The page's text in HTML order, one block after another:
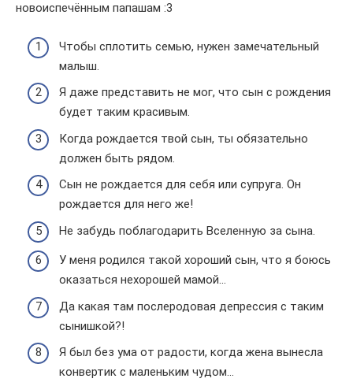
новоиспечённым папашам :3
Чтобы сплотить семью, нужен замечательный
малыш.
Я даже представить не мог, что сын с рождения
будет таким красивым.
Когда рождается твой сын, ты обязательно
должен быть рядом.
Сын не рождается для себя или супруга. Он
рождается для него же!
Не забудь поблагодарить Вселенную за сына.
У меня родился такой хороший сын, что я боюсь
оказаться нехорошей мамой…
Да какая там послеродовая депрессия с таким
сынишкой?!
Я был без ума от радости, когда жена вынесла
конвертик с маленьким чудом…